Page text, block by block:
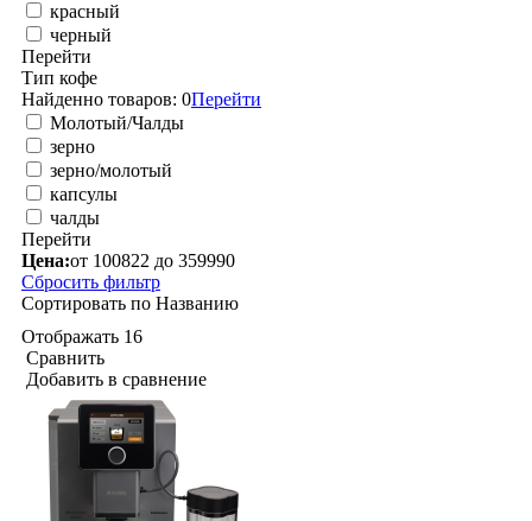
красный
черный
Перейти
Тип кофе
Найденно товаров: 0Перейти
Молотый/Чалды
зерно
зерно/молотый
капсулы
чалды
Перейти
Цена:от 100822 до 359990
Сбросить фильтр
Сортировать по Названию
Отображать 16
Сравнить
Добавить в сравнение